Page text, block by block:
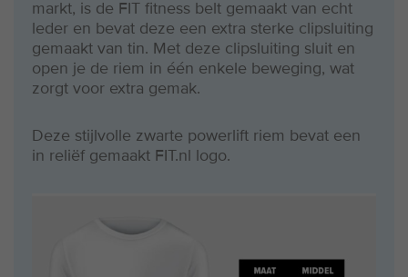
markt, is de FIT fitness belt gemaakt van echt
leder en bevat deze een extra sterke clipsluiting
gemaakt van tin. Met deze clipsluiting sluit en
open je de riem in één enkele beweging, wat
zorgt voor extra gemak.
Deze stijlvolle zwarte powerlift riem bevat een
in reliëf gemaakt FIT.nl logo.